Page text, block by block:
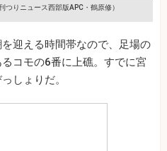
つりニュース西部版APC・鶴原修）
迎える時間帯なので、足場の
コモの6番に上礁。すでに宮
しょりだ。